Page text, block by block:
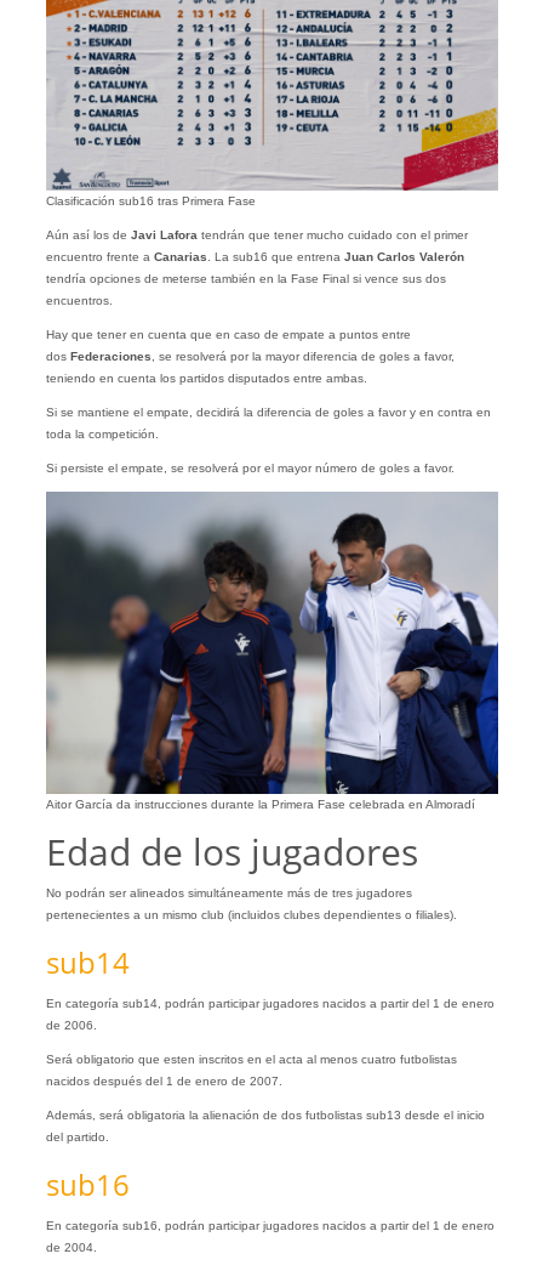
Clasificación sub16 tras Primera Fase
Aún así los de Javi Lafora tendrán que tener mucho cuidado con el primer
encuentro frente a Canarias . La sub16 que entrena Juan Carlos Valerón
tendría opciones de meterse también en la Fase Final si vence sus dos
encuentros.
Hay que tener en cuenta que en caso de empate a puntos entre
dos Federaciones , se resolverá por la mayor diferencia de goles a favor,
teniendo en cuenta los partidos disputados entre ambas.
Si se mantiene el empate, decidirá la diferencia de goles a favor y en contra en
toda la competición.
Si persiste el empate, se resolverá por el mayor número de goles a favor.
Aitor García da instrucciones durante la Primera Fase celebrada en Almoradí
Edad de los jugadores
No podrán ser alineados simultáneamente más de tres jugadores
pertenecientes a un mismo club (incluidos clubes dependientes o filiales).
sub14
En categoría sub14, podrán participar jugadores nacidos a partir del 1 de enero
de 2006.
Será obligatorio que esten inscritos en el acta al menos cuatro futbolistas
nacidos después del 1 de enero de 2007.
Además, será obligatoria la alienación de dos futbolistas sub13 desde el inicio
del partido.
sub16
En categoría sub16, podrán participar jugadores nacidos a partir del 1 de enero
de 2004.